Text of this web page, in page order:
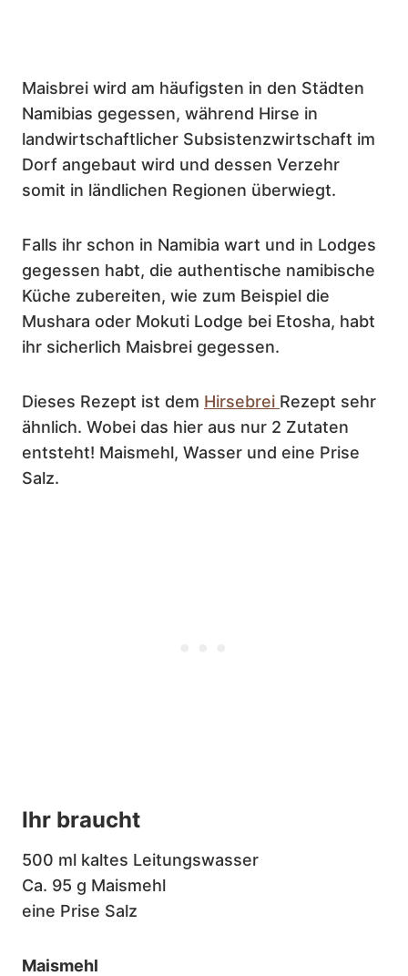
Maisbrei wird am häufigsten in den Städten
Namibias gegessen, während Hirse in
landwirtschaftlicher Subsistenzwirtschaft im
Dorf angebaut wird und dessen Verzehr
somit in ländlichen Regionen überwiegt.
Falls ihr schon in Namibia wart und in Lodges
gegessen habt, die authentische namibische
Küche zubereiten, wie zum Beispiel die
Mushara oder Mokuti Lodge bei Etosha, habt
ihr sicherlich Maisbrei gegessen.
Dieses Rezept ist dem Hirsebrei Rezept sehr
ähnlich. Wobei das hier aus nur 2 Zutaten
entsteht! Maismehl, Wasser und eine Prise
Salz.
Ihr braucht
500 ml kaltes Leitungswasser
Ca. 95 g Maismehl
eine Prise Salz
Maismehl